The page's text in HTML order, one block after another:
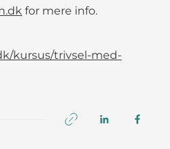
for mere info.
kursus/trivsel-med-